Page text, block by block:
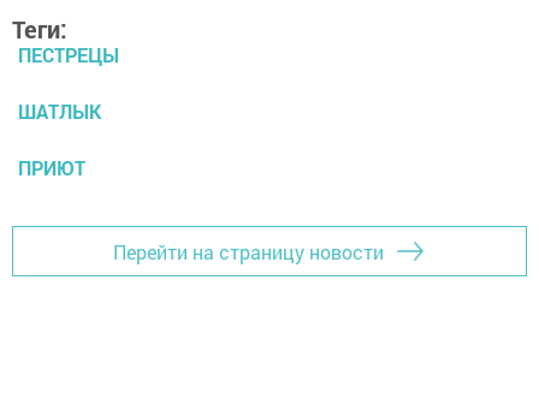
Теги:
ПЕСТРЕЦЫ
ШАТЛЫК
ПРИЮТ
Перейти на страницу новости